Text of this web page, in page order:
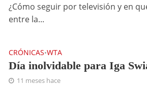
¿Cómo seguir por televisión y en
entre la...
CRÓNICAS•WTA
Día inolvidable para Iga
11 meses hace